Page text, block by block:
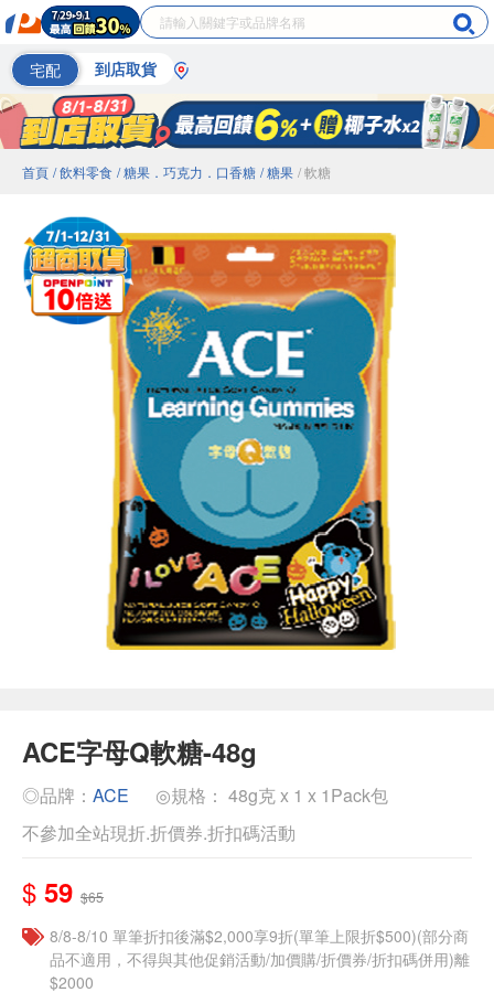
宅配 到店取貨
首頁 / 飲料零食 / 糖果．巧克力．口香糖 / 糖果 / 軟糖
ACE字母Q軟糖-48g
◎品牌： ACE
◎規格： 48g克 x 1 x 1Pack包
不參加全站現折.折價券.折扣碼活動
$ 59 $65
8/8-8/10 單筆折扣後滿$2,000享9折(單筆上限折$500)(部分商
品不適用，不得與其他促銷活動/加價購/折價券/折扣碼併用)離
$2000